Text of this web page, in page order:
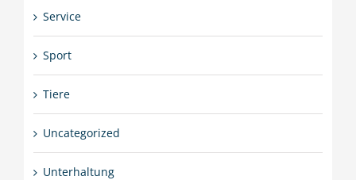
Service
Sport
Tiere
Uncategorized
Unterhaltung